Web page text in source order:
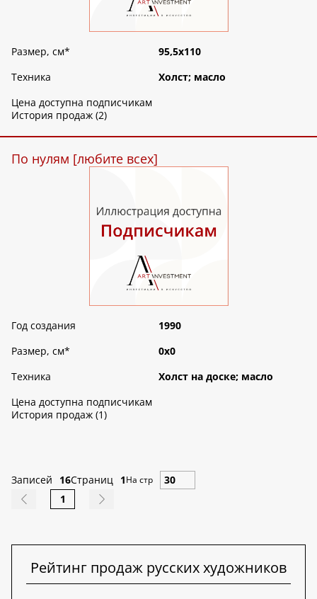
Размер, см*
95,5х110
Техника
Холст; масло
Цена доступна подписчикам
История продаж (2)
По нулям [любите всех]
Год создания
1990
Размер, см*
0х0
Техника
Холст на доске; масло
Цена доступна подписчикам
История продаж (1)
Записей 16Страниц 1На стр
1
Рейтинг продаж русских художников